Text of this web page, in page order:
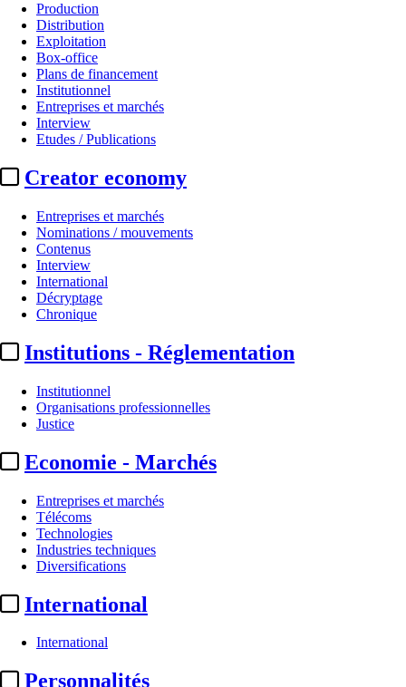
Production
Distribution
Exploitation
Box-office
Plans de financement
Institutionnel
Entreprises et marchés
Interview
Etudes / Publications
Creator economy
Entreprises et marchés
Nominations / mouvements
Contenus
Interview
International
Décryptage
Chronique
Institutions - Réglementation
Institutionnel
Organisations professionnelles
Justice
Economie - Marchés
Entreprises et marchés
Télécoms
Technologies
Industries techniques
Diversifications
International
International
Personnalités